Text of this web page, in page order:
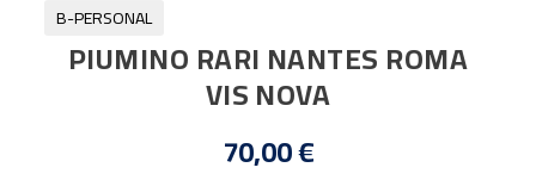
B-PERSONAL
PIUMINO RARI NANTES ROMA
VIS NOVA
70,00 €